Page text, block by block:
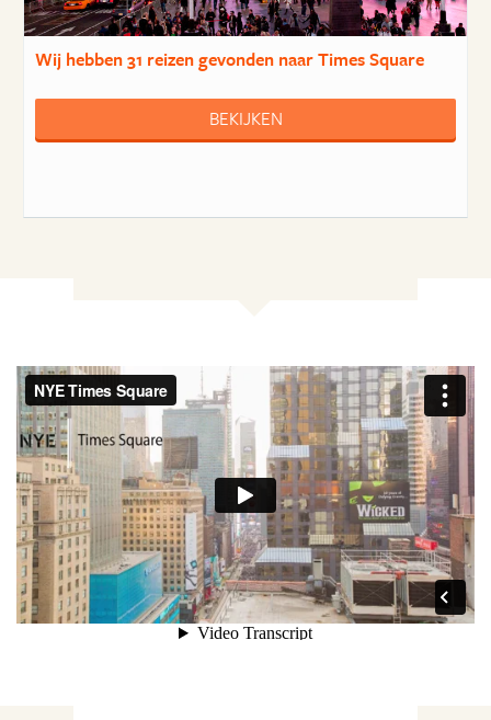
Wij hebben31 reizengevonden naar Times Square
BEKIJKEN